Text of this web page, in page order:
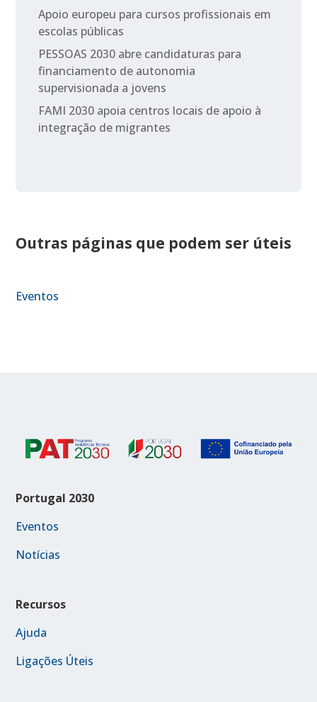
Apoio europeu para cursos profissionais em
escolas públicas
PESSOAS 2030 abre candidaturas para
financiamento de autonomia
supervisionada a jovens
FAMI 2030 apoia centros locais de apoio à
integração de migrantes
Outras páginas que podem ser úteis
Eventos
Portugal 2030
Eventos
Notícias
Recursos
Ajuda
Ligações Úteis